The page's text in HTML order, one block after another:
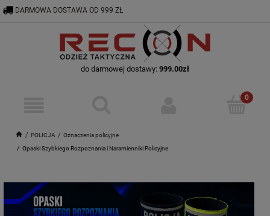
do darmowej dostawy: 999.00zł
POLICJA
Oznaczenia policyjne
Opaski Szybkiego Rozpoznania i Naramienniki Policyjne
DARMOWA DOSTAWA OD 999 ZŁ
56 644 92 29
RECON@ODZIEZTAKTYCZNA.PL